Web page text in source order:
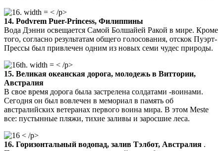
< /p>
14. Podvrem Puer-Princess, Филиппины
Вода Дэнни освещается Самой Болшайей Ракой в ​​мире. Кроме
того, согласно результатам общего голосования, отскок Пуэрт-
Прессы был привлечен одним из новых семи чудес природы.
< /p>
15. Великая океанская дорога, молодежь в Виттории,
Австралия
В свое время дорога была застрелена солдатами -воинами.
Сегодня он был вовлечен в мемориал в память об
австралийских ветеранах первого воина мира. В этом Meste
все: пустынные пляжи, тихие заливы и заросшие леса.
< /p>
16. Горизонтальный водопад, залив Тэлбот, Австралия .